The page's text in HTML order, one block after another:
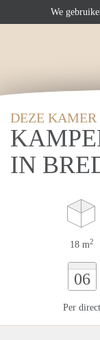
DEZE
IN
18 m2
06
Per direct
We